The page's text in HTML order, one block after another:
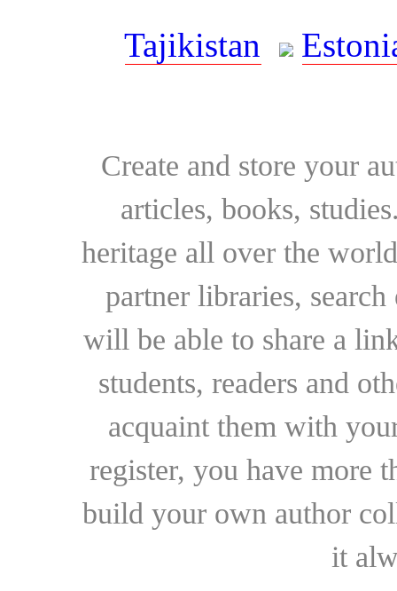
Tajikistan
Create and store your
articles, books,
heritage all over the
partner libraries,
will be able to share a
students, readers and
acquaint them with
register, you have more
build your own author
it